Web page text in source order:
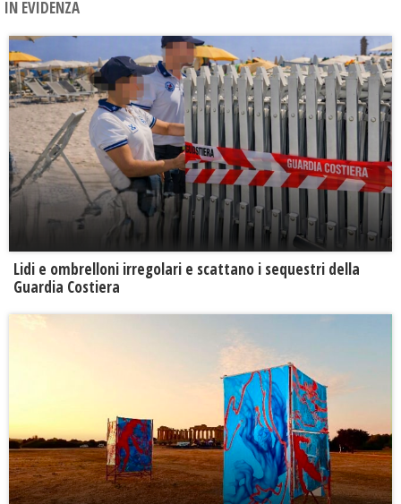
IN EVIDENZA
Lidi e ombrelloni irregolari e scattano i sequestri della
Guardia Costiera